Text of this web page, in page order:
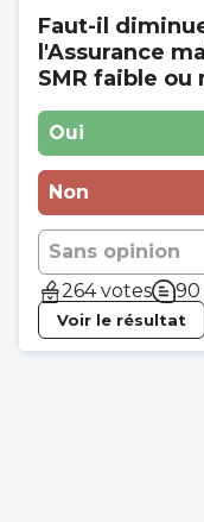
Faut-il
l'Assurance
SMR faible ou
Oui
Non
Sans opinion
264 votes
Voir le résultat